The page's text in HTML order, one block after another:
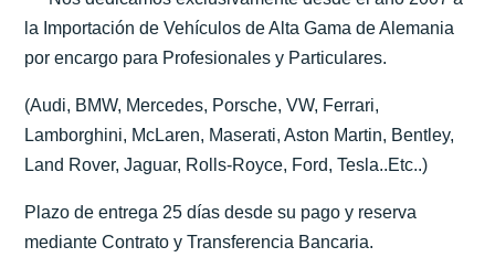
la Importación de Vehículos de Alta Gama de Alemania
por encargo para Profesionales y Particulares.
(Audi, BMW, Mercedes, Porsche, VW, Ferrari,
Lamborghini, McLaren, Maserati, Aston Martin, Bentley,
Land Rover, Jaguar, Rolls-Royce, Ford, Tesla..Etc..)
Plazo de entrega 25 días desde su pago y reserva
mediante Contrato y Transferencia Bancaria.